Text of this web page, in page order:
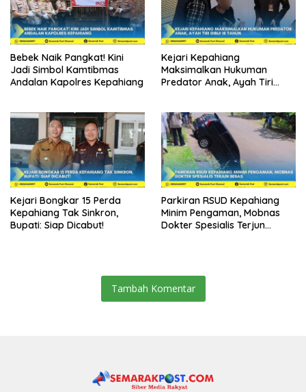
Bebek Naik Pangkat! Kini
Jadi Simbol Kamtibmas
Andalan Kapolres Kepahiang
Kejari Kepahiang
Maksimalkan Hukuman
Predator Anak, Ayah Tiri
Kejari Bongkar 15 Perda
Kepahiang Tak Sinkron,
Bupati: Siap Dicabut!
Parkiran RSUD Kepahiang
Minim Pengaman, Mobnas
Dokter Spesialis Terjun
Tambah Komentar